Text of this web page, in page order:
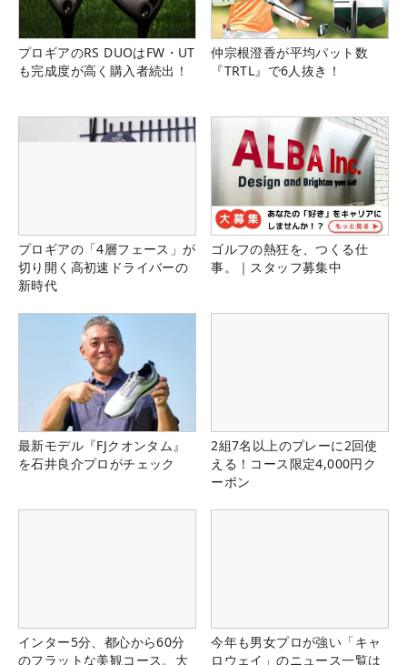
プロギアのRS DUOはFW・UT
も完成度が高く購入者続出！
仲宗根澄香が平均パット数
『TRTL』で6人抜き！
プロギアの「4層フェース」が
切り開く高初速ドライバーの
新時代
ゴルフの熱狂を、つくる仕
事。｜スタッフ募集中
最新モデル『FJクオンタム』
を石井良介プロがチェック
2組7名以上のプレーに2回使
える！コース限定4,000円ク
ーポン
インター5分、都心から60分
のフラットな美観コース。大
今年も男女プロが強い「キャ
ロウェイ」のニュース一覧は